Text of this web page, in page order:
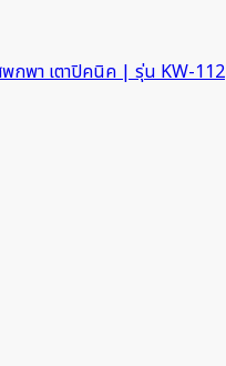
พกพา เตาปิคนิค | รุ่น KW-112